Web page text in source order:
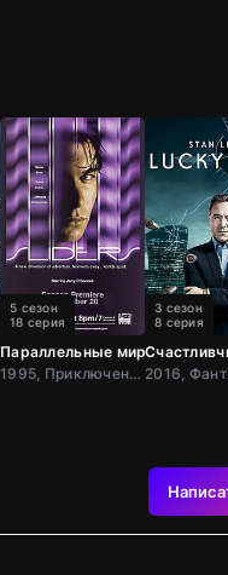
Параллельные миры /
1995, Приключения, Фантастика, Фэнтези, Зарубежный, США
5 сезон
18 серия
3 сезон
8 серия